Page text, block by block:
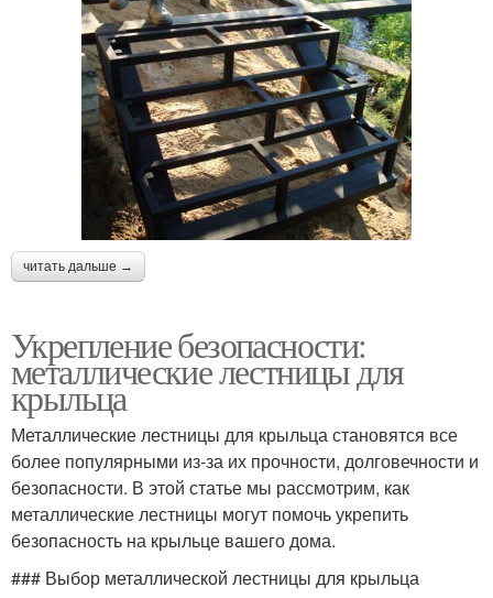
читать дальше →
Укрепление безопасности:
металлические лестницы для
крыльца
Металлические лестницы для крыльца становятся все
более популярными из-за их прочности, долговечности и
безопасности. В этой статье мы рассмотрим, как
металлические лестницы могут помочь укрепить
безопасность на крыльце вашего дома.
### Выбор металлической лестницы для крыльца